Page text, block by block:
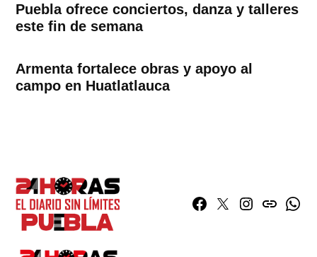
Puebla ofrece conciertos, danza y talleres
este fin de semana
Armenta fortalece obras y apoyo al
campo en Huatlatlauca
Facebook
TwitterInstagram
issuu